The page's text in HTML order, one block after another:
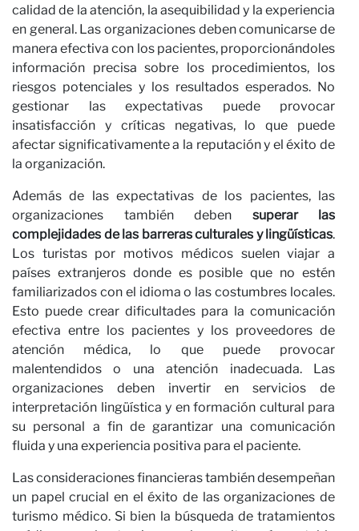
calidad de la atención, la asequibilidad y la experiencia
en general. Las organizaciones deben comunicarse de
manera efectiva con los pacientes, proporcionándoles
información precisa sobre los procedimientos, los
riesgos potenciales y los resultados esperados. No
gestionar las expectativas puede provocar
insatisfacción y críticas negativas, lo que puede
afectar significativamente a la reputación y el éxito de
la organización.
Además de las expectativas de los pacientes, las
organizaciones también deben superar las
complejidades de las barreras culturales y lingüísticas.
Los turistas por motivos médicos suelen viajar a
países extranjeros donde es posible que no estén
familiarizados con el idioma o las costumbres locales.
Esto puede crear dificultades para la comunicación
efectiva entre los pacientes y los proveedores de
atención médica, lo que puede provocar
malentendidos o una atención inadecuada. Las
organizaciones deben invertir en servicios de
interpretación lingüística y en formación cultural para
su personal a fin de garantizar una comunicación
fluida y una experiencia positiva para el paciente.
Las consideraciones financieras también desempeñan
un papel crucial en el éxito de las organizaciones de
turismo médico. Si bien la búsqueda de tratamientos